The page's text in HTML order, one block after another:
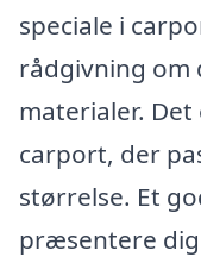
speciale i
rådgivning om
materialer.
carport, der
størrelse. Et
præsentere